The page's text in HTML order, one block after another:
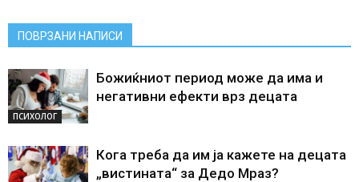
ПОВРЗАНИ НАПИСИ
ПСИХОЛОГ
Божиќниот период може да има и
негативни ефекти врз децата
Кога треба да им ја кажете на децата
„вистината“ за Дедо Мраз?